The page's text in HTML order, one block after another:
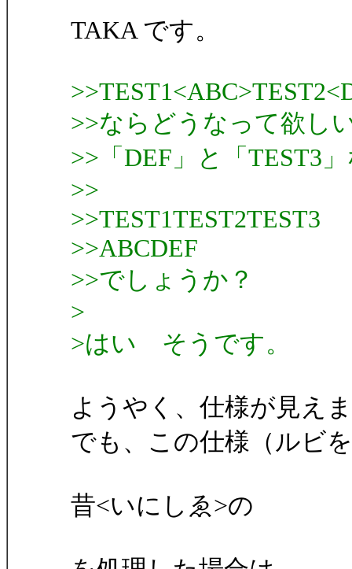
TAKA です。
>>ならどうなって欲し
>>「DEF」と「TEST3
>>
>>TEST1TEST2TEST3
>>ABCDEF
>>でしょうか？
>
>はい そうです。
ようやく、仕様が見え
でも、この仕様（ルビ
昔<いにしゑ>の